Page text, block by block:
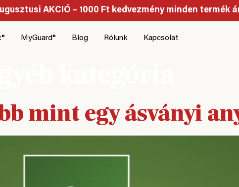
AKCIÓ – 1000 Ft kedvezmény minden termék
MyGuard® Blog Rólunk Kapcsolat
mint egy ásványi